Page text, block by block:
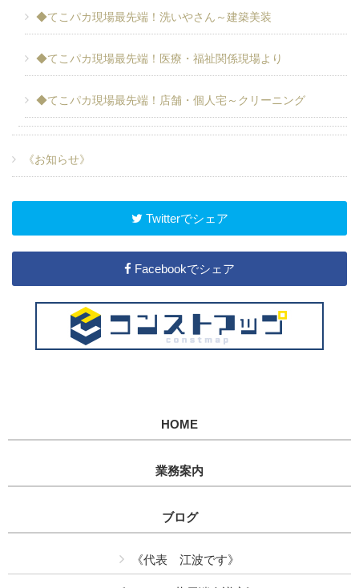
◆てこパカ現場最先端！洗いやさん～建築美装
◆てこパカ現場最先端！医療・福祉関係現場より
◆てこパカ現場最先端！店舗・個人宅～クリーニング
《お知らせ》
Twitterでシェア
Facebookでシェア
HOME
業務案内
ブログ
《代表 江波です》